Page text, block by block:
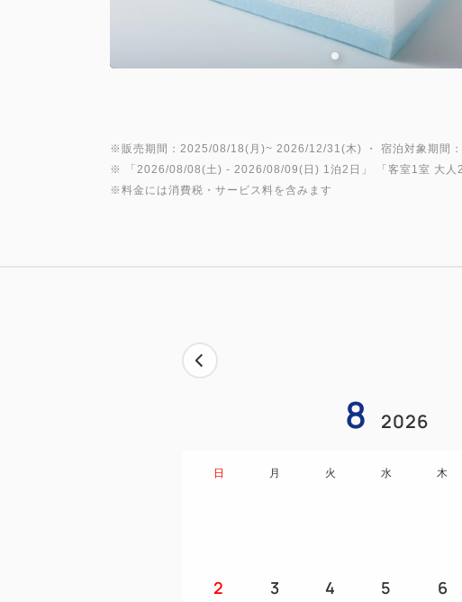
※販売期間：2025/08/18(月)~ 2026/12/31(木) ・ 宿泊対象期間
※ 「 2026/08/08(土) - 2026/08/09(日) 1泊2日 」 「 客室1室 大人
※料金には消費税・サービス料を含みます
8 2026
日 月 火 水 木
2 3 4 5 6